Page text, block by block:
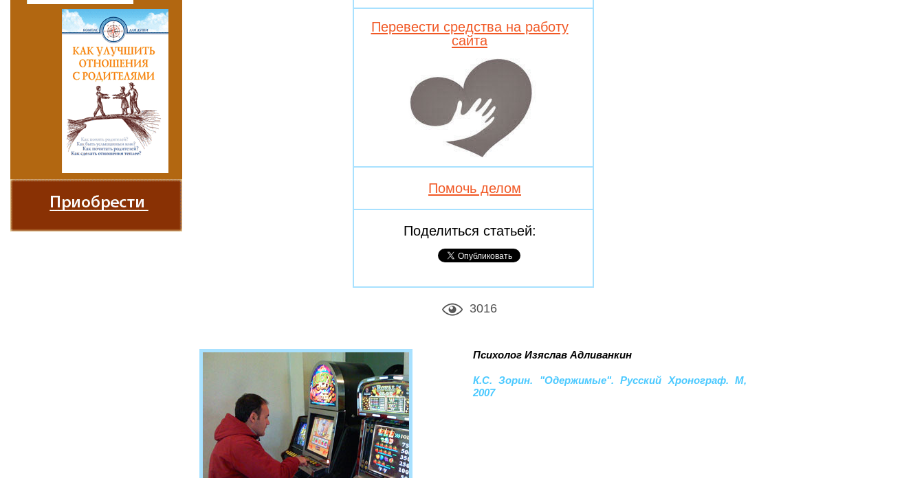
Перевести средства на работу
сайта
Помочь делом
Поделиться статьей:
3016
Психолог Изяслав Адливанкин
К.С. Зорин. "Одержимые". Русский Хронограф. М,
2007